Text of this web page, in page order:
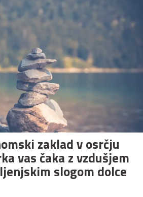
zaklad v osrčju
vas čaka z vzdušjem
slogom dolce